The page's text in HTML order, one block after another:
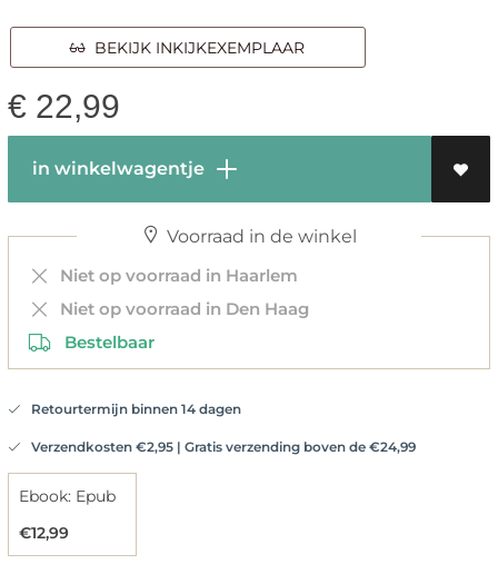
BEKIJK INKIJKEXEMPLAAR
€ 22,99
in winkelwagentje
Voorraad in de winkel
Niet op voorraad in Haarlem
Niet op voorraad in Den Haag
Bestelbaar
Retourtermijn binnen 14 dagen
Verzendkosten €2,95 | Gratis verzending boven de €24,99
Ebook: Epub
€12,99